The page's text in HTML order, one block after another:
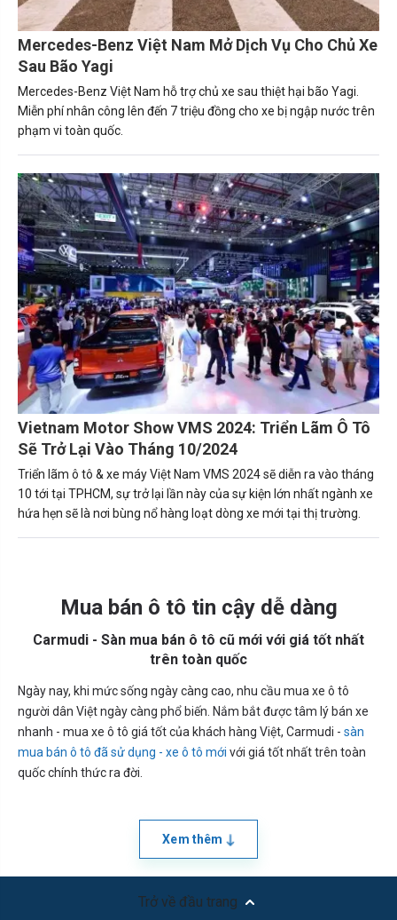
Mercedes-Benz Việt Nam Mở Dịch Vụ Cho Chủ Xe
Sau Bão Yagi
Mercedes-Benz Việt Nam hỗ trợ chủ xe sau thiệt hại bão Yagi.
Miễn phí nhân công lên đến 7 triệu đồng cho xe bị ngập nước trên
phạm vi toàn quốc.
Vietnam Motor Show VMS 2024: Triển Lãm Ô Tô
Sẽ Trở Lại Vào Tháng 10/2024
Triển lãm ô tô & xe máy Việt Nam VMS 2024 sẽ diễn ra vào tháng
10 tới tại TPHCM, sự trở lại lần này của sự kiện lớn nhất ngành xe
hứa hẹn sẽ là nơi bùng nổ hàng loạt dòng xe mới tại thị trường.
Mua bán ô tô tin cậy dễ dàng
Carmudi - Sàn mua bán ô tô cũ mới với giá tốt nhất
trên toàn quốc
Ngày nay, khi mức sống ngày càng cao, nhu cầu mua xe ô tô
người dân Việt ngày càng phổ biến. Nắm bắt được tâm lý bán xe
nhanh - mua xe ô tô giá tốt của khách hàng Việt, Carmudi - sàn
mua bán ô tô đã sử dụng - xe ô tô mới với giá tốt nhất trên toàn
quốc chính thức ra đời.
Xem thêm
Trở về đầu trang